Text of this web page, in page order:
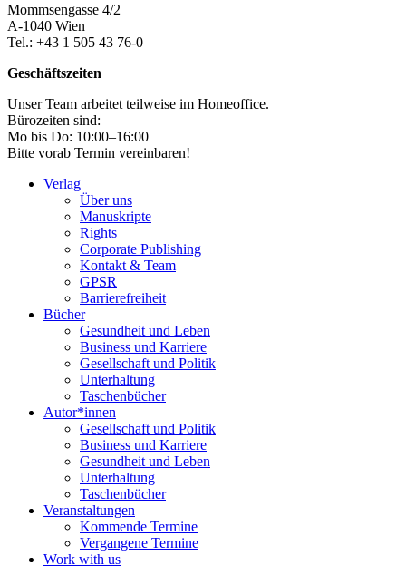
Mommsengasse 4/2
A-1040 Wien
Tel.: +43 1 505 43 76-0
Geschäftszeiten
Unser Team arbeitet teilweise im Homeoffice.
Bürozeiten sind:
Mo bis Do: 10:00–16:00
Bitte vorab Termin vereinbaren!
Verlag
Über uns
Manuskripte
Rights
Corporate Publishing
Kontakt & Team
GPSR
Barrierefreiheit
Bücher
Gesundheit und Leben
Business und Karriere
Gesellschaft und Politik
Unterhaltung
Taschenbücher
Autor*innen
Gesellschaft und Politik
Business und Karriere
Gesundheit und Leben
Unterhaltung
Taschenbücher
Veranstaltungen
Kommende Termine
Vergangene Termine
Work with us